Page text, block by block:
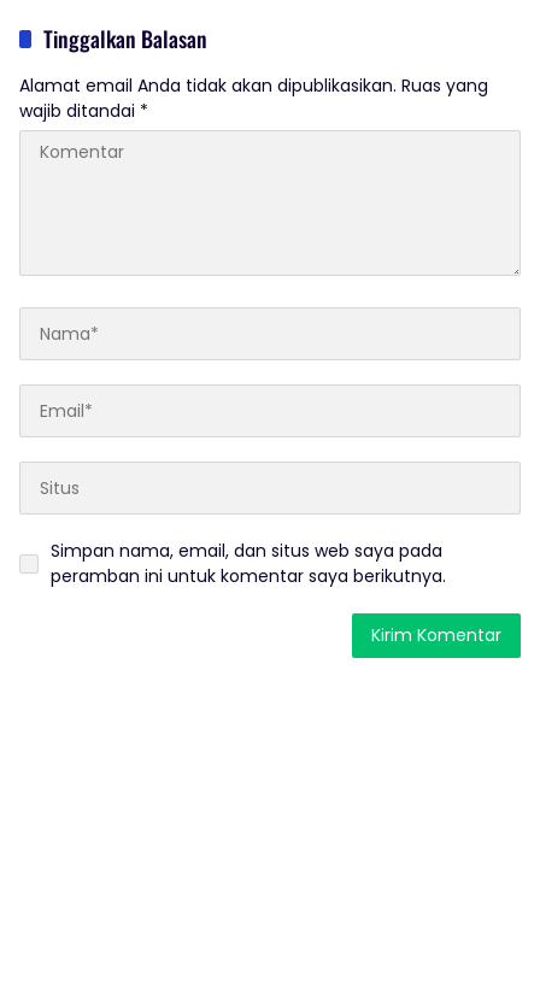
Tinggalkan Balasan
Alamat email Anda tidak akan dipublikasikan. Ruas yang
wajib ditandai *
Simpan nama, email, dan situs web saya pada
peramban ini untuk komentar saya berikutnya.